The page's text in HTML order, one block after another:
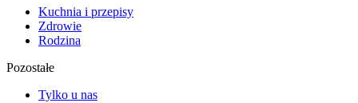
Kuchnia i przepisy
Zdrowie
Rodzina
Pozostałe
Tylko u nas